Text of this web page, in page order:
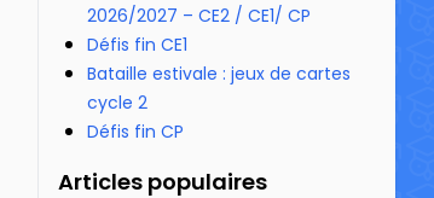
2026/2027 – CE2 / CE1/ CP
Défis fin CE1
Bataille estivale : jeux de cartes
cycle 2
Défis fin CP
Articles populaires